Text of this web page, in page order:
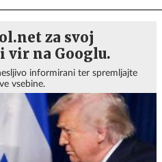
za svoj
vir na Googlu.
informirani ter spremljajte
vsebine.